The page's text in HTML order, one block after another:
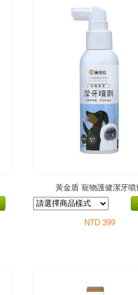
黃金盾 寵物護健潔牙噴
NTD 399